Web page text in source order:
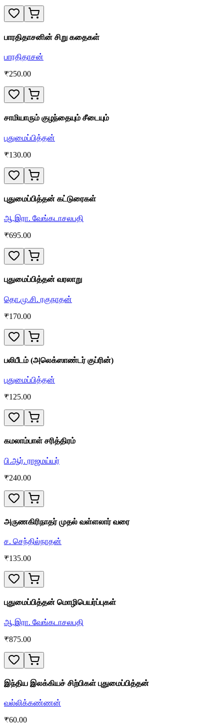
பாரதிதாசனின் சிறு கதைகள்
பாரதிதாசன்
₹250.00
சாமியாரும் குழந்தையும் சீடையும்
புதுமைப்பித்தன்
₹130.00
புதுமைப்பித்தன் கட்டுரைகள்
ஆ.இரா. வேங்கடாசலபதி
₹695.00
புதுமைப்பித்தன் வரலாறு
தொ.மு.சி. ரகுநாதன்
₹170.00
பலிபீடம் (அலெக்ஸாண்டர் குப்ரின்)
புதுமைப்பித்தன்
₹125.00
கமலாம்பாள் சரித்திரம்
பி.ஆர். ராஜமய்யர்
₹240.00
அருணகிரிநாதர் முதல் வள்ளலார் வரை
ச. செந்தில்நாதன்
₹135.00
புதுமைப்பித்தன் மொழிபெயர்ப்புகள்
ஆ.இரா. வேங்கடாசலபதி
₹875.00
இந்திய இலக்கியச் சிற்பிகள் புதுமைப்பித்தன்
வல்லிக்கண்ணன்
₹60.00